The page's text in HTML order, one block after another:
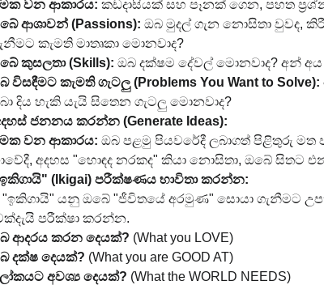
වන ආකාරය: කඩදාසියක් සහ පෑනක් ගෙන, පහත
ආශාවන් (Passions): ඔබ මුදල් ගැන නොසිතා වුවද,
කැමති මාතෘකා මොනවාද?
කුසලතා (Skills): ඔබ දක්ෂම දේවල් මොනවාද? අන්
විසඳීමට කැමති ගැටලු (Problems You Want to Solve):
දිය හැකි යැයි සිතෙන ගැටලු මොනවාද?
ජනනය කරන්න (Generate Ideas):
වන ආකාරය: ඔබ පළමු පියවරේදී ලබාගත් පිළිතුරු මත
අදහස "හොඳද නරකද" කියා නොසිතා, ඔබේ සිතට
(Ikigai) පරීක්ෂණය භාවිතා කරන්න:
"ඉකිගායි" යනු ඔබේ "ජීවිතයේ අරමුණ" සොයා ගැනීමට
පරීක්ෂා කරන්න.
ආදරය කරන දෙයක්? (What you LOVE)
දක්ෂ දෙයක්? (What you are GOOD AT)
අවශ්‍ය දෙයක්? (What the WORLD NEEDS)